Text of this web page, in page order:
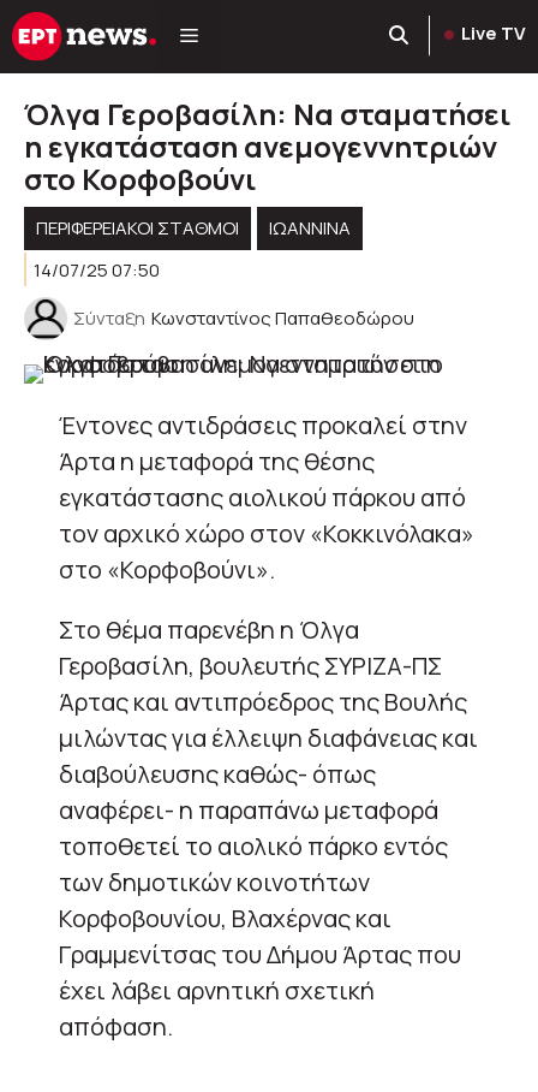
Μετάβαση
σε
Live TV
Όλγα Γεροβασίλη: Να σταματήσει
η εγκατάσταση ανεμογεννητριών
στο Κορφοβούνι
ΠΕΡΙΦΕΡΕΙΑΚΟΊ ΣΤΑΘΜΟΊ
ΙΩΑΝΝΙΝΑ
14/07/25 07:50
Σύνταξη Κωνσταντίνος Παπαθεοδώρου
Έντονες αντιδράσεις προκαλεί στην
Άρτα η μεταφορά της θέσης
εγκατάστασης αιολικού πάρκου από
τον αρχικό χώρο στον «Κοκκινόλακα»
στο «Κορφοβούνι».
Στο θέμα παρενέβη η Όλγα
Γεροβασίλη, βουλευτής ΣΥΡΙΖΑ-ΠΣ
Άρτας και αντιπρόεδρος της Βουλής
μιλώντας για έλλειψη διαφάνειας και
διαβούλευσης καθώς- όπως
αναφέρει- η παραπάνω μεταφορά
τοποθετεί το αιολικό πάρκο εντός
των δημοτικών κοινοτήτων
Κορφοβουνίου, Βλαχέρνας και
Γραμμενίτσας του Δήμου Άρτας που
έχει λάβει αρνητική σχετική
απόφαση.